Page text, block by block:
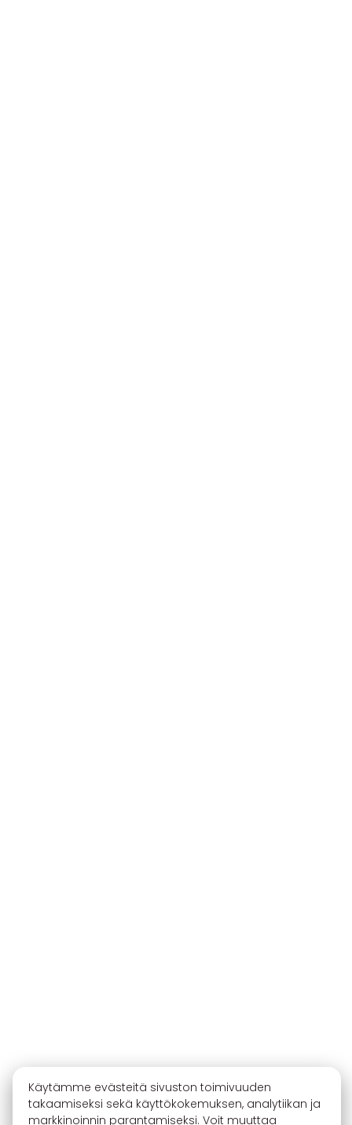
Käytämme evästeitä sivuston toimivuuden
takaamiseksi sekä käyttökokemuksen, analytiikan ja
markkinoinnin parantamiseksi. Voit muuttaa